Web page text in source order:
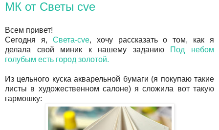
МК от Светы cve
Всем привет!
Сегодня я, Света-cve, хочу рассказать о том, как я
делала свой миник к нашему заданию Под небом
голубым есть город золотой.
Из цельного куска акварельной бумаги (я покупаю такие
листы в художественном салоне) я сложила вот такую
гармошку: